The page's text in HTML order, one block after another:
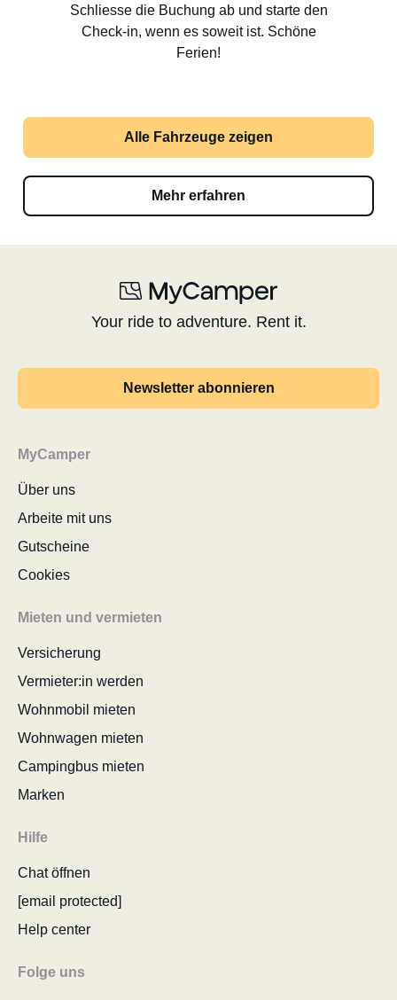
Schliesse die Buchung ab und starte den
Check-in, wenn es soweit ist. Schöne
Ferien!
Alle Fahrzeuge zeigen
Mehr erfahren
Your ride to adventure. Rent it.
Newsletter abonnieren
MyCamper
Über uns
Arbeite mit uns
Gutscheine
Cookies
Mieten und vermieten
Versicherung
Vermieter:in werden
Wohnmobil mieten
Wohnwagen mieten
Campingbus mieten
Marken
Hilfe
Chat öffnen
[email protected]
Help center
Folge uns